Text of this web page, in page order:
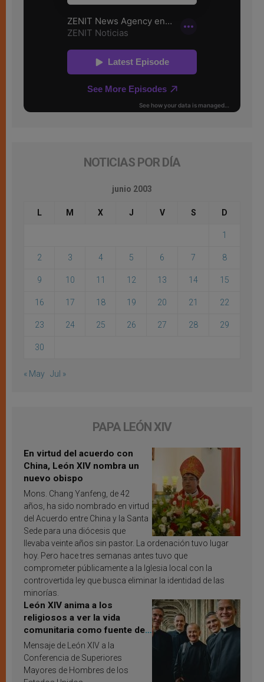
NOTICIAS POR DÍA
junio 2003
L M X J V S D
1
2 3 4 5 6 7 8
9 10 11 12 13 14 15
16 17 18 19 20 21 22
23 24 25 26 27 28 29
30
« May Jul »
PAPA LEÓN XIV
En virtud del acuerdo con
China, León XIV nombra un
nuevo obispo
Mons. Chang Yanfeng, de 42
años, ha sido nombrado en virtud
del Acuerdo entre China y la Santa
Sede para una diócesis que
llevaba veinte años sin pastor. La ordenación tuvo lugar
hoy. Pero hace tres semanas antes tuvo que
comprometer públicamente a la Iglesia local con la
controvertida ley que busca eliminar la identidad de las
minorías.
León XIV anima a los
religiosos a ver la vida
comunitaria como fuente de
inspiración y santificación
Mensaje de León XIV a la
Conferencia de Superiores
Mayores de Hombres de los